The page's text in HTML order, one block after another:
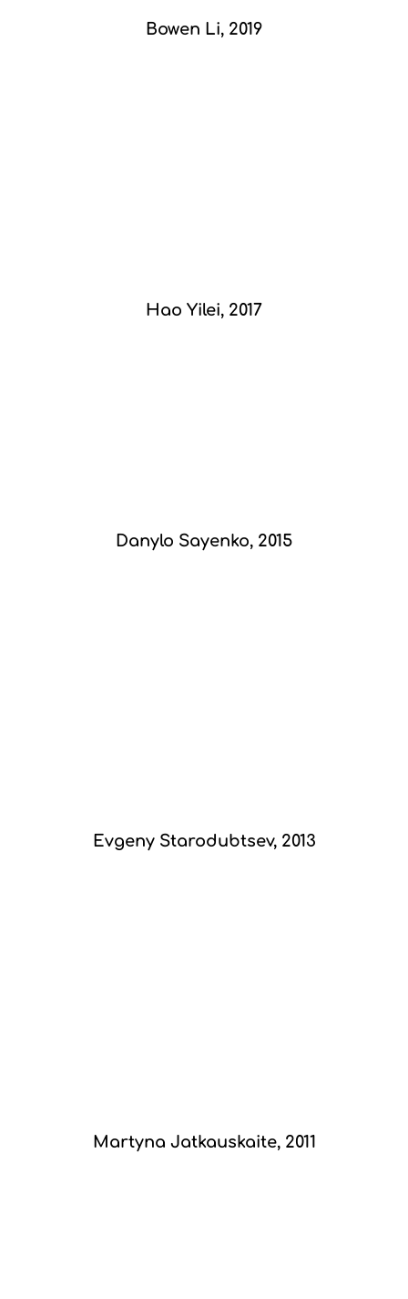
Bowen Li, 2019
Hao Yilei, 2017
Danylo Sayenko, 2015
Evgeny Starodubtsev, 2013
Martyna Jatkauskaite, 2011